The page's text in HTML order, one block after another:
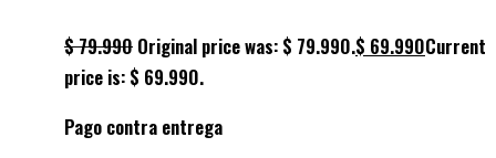
$79.990 Original price was: $ 79.990.$ 69.990Current
price is: $ 69.990.
Pago contra entrega